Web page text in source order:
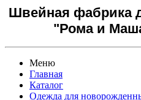
Швейная фабрика
"Рома и
Меню
Главная
Каталог
Одежда для